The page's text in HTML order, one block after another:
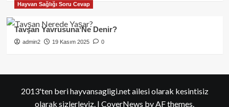
Hayvan Sağlığı Soru Cevap
Tavşan Yavrusuna Ne Denir?
admin2 19 Kasım 2025 0
2013'ten beri hayvansagligi.net ailesi olarak kesintisiz
olarak sizlerleyiz. | CoverNews by AF themes.